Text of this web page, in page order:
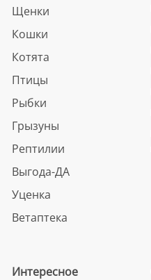
Щенки
Кошки
Котята
Птицы
Рыбки
Грызуны
Рептилии
Выгода-ДА
Уценка
Ветаптека
Интересное